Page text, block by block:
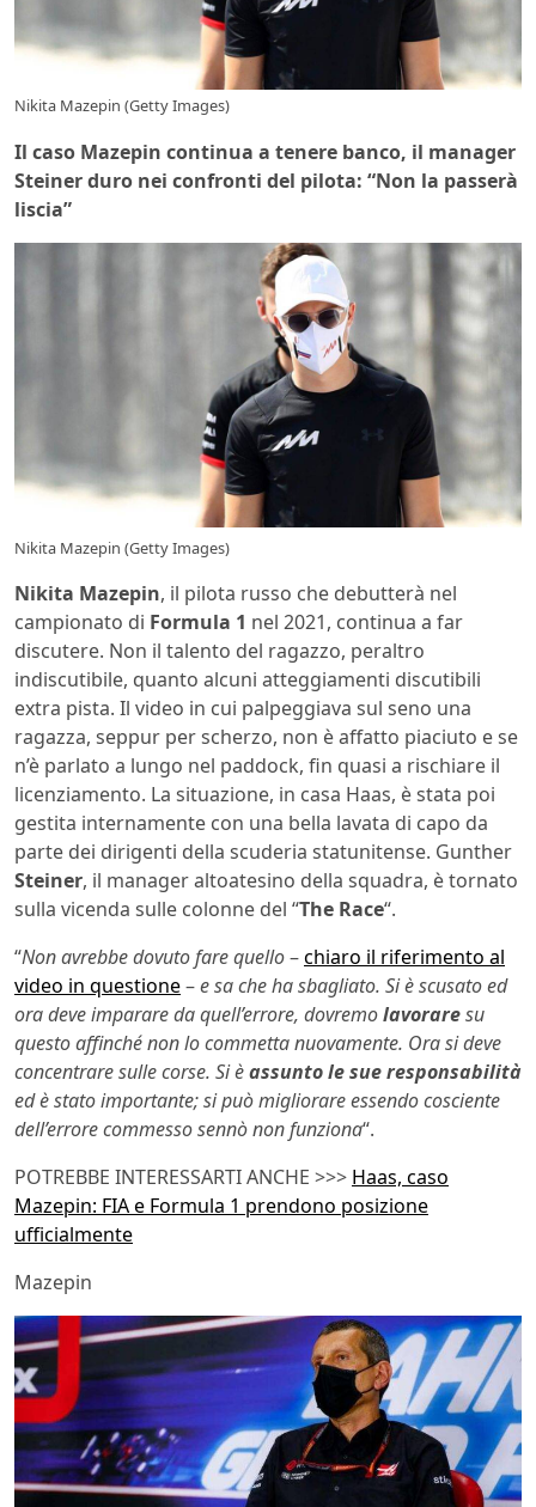
Nikita Mazepin (Getty Images)
Il caso Mazepin continua a tenere banco, il manager
Steiner duro nei confronti del pilota: “Non la passerà
liscia”
Nikita Mazepin (Getty Images)
Nikita Mazepin, il pilota russo che debutterà nel
campionato di Formula 1 nel 2021, continua a far
discutere. Non il talento del ragazzo, peraltro
indiscutibile, quanto alcuni atteggiamenti discutibili
extra pista. Il video in cui palpeggiava sul seno una
ragazza, seppur per scherzo, non è affatto piaciuto e se
n’è parlato a lungo nel paddock, fin quasi a rischiare il
licenziamento. La situazione, in casa Haas, è stata poi
gestita internamente con una bella lavata di capo da
parte dei dirigenti della scuderia statunitense. Gunther
Steiner, il manager altoatesino della squadra, è tornato
sulla vicenda sulle colonne del “The Race“.
“Non avrebbe dovuto fare quello–chiaro il riferimento al
video in questione–e sa che ha sbagliato. Si è scusato ed
ora deve imparare da quell’errore, dovremolavoraresu
questo affinché non lo commetta nuovamente. Ora si deve
concentrare sulle corse. Si èassunto le sue responsabilità
ed è stato importante; si può migliorare essendo cosciente
dell’errore commesso sennò non funziona“.
POTREBBE INTERESSARTI ANCHE >>> Haas, caso
Mazepin: FIA e Formula 1 prendono posizione
ufficialmente
Mazepin